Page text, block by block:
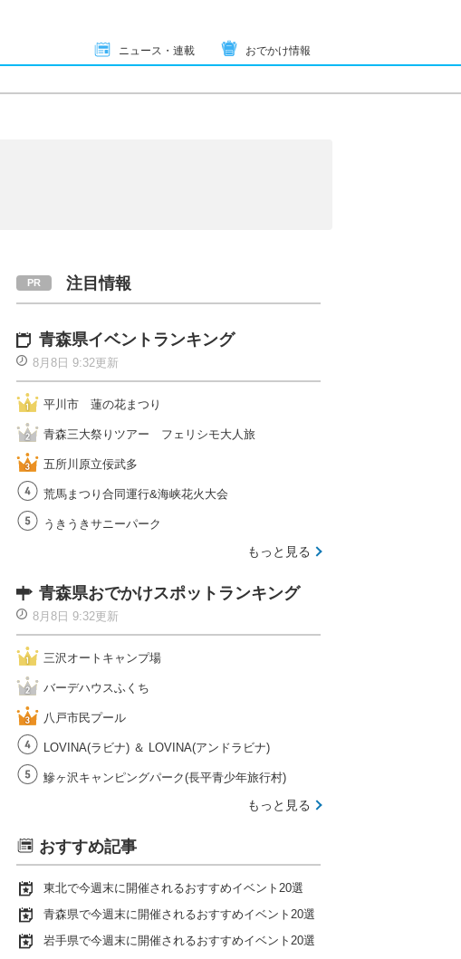
ニュース・連載 おでかけ情報
注目情報
青森県イベントランキング
8月8日 9:32更新
平川市 蓮の花まつり
青森三大祭りツアー フェリシモ大人旅
五所川原立佞武多
荒馬まつり合同運行&海峡花火大会
うきうきサニーパーク
もっと見る
青森県おでかけスポットランキング
8月8日 9:32更新
三沢オートキャンプ場
バーデハウスふくち
八戸市民プール
LOVINA(ラビナ) ＆ LOVINA(アンドラビナ)
鰺ヶ沢キャンピングパーク(長平青少年旅行村)
もっと見る
おすすめ記事
東北で今週末に開催されるおすすめイベント20選
青森県で今週末に開催されるおすすめイベント20選
岩手県で今週末に開催されるおすすめイベント20選